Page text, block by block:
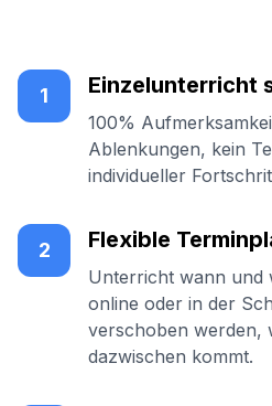
1 Einzelunterricht
100%
Ablenkungen, kein
individueller
2 Flexible
Unterricht wann und
online oder in der
verschoben werden,
dazwischen kommt.